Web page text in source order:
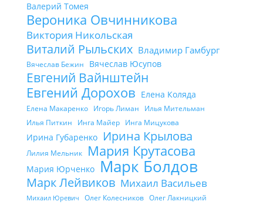
Валерий Томея
Вероника Овчинникова
Виктория Никольская
Виталий Рыльских Владимир Гамбург
Вячеслав Бежин Вячеслав Юсупов
Евгений Вайнштейн
Евгений Дорохов Елена Коляда
Елена Макаренко Игорь Лиман
Илья Мительман
Илья Питкин
Инга Майер Инга Мицукова
Ирина Губаренко Ирина Крылова
Лилия Мельник Мария Крутасова
Мария Юрченко Марк Болдов
Марк Лейвиков Михаил Васильев
Михаил Юревич Олег Колесников Олег Лакницкий